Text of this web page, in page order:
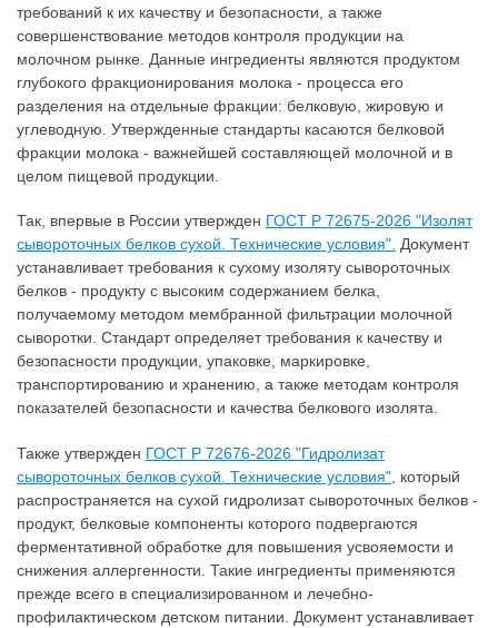
требований к их качеству и безопасности, а также
совершенствование методов контроля продукции на
молочном рынке. Данные ингредиенты являются продуктом
глубокого фракционирования молока - процесса его
разделения на отдельные фракции: белковую, жировую и
углеводную. Утвержденные стандарты касаются белковой
фракции молока - важнейшей составляющей молочной и в
целом пищевой продукции.
Так, впервые в России утвержден ГОСТ Р 72675-2026 "Изолят
сывороточных белков сухой. Технические условия". Документ
устанавливает требования к сухому изоляту сывороточных
белков - продукту с высоким содержанием белка,
получаемому методом мембранной фильтрации молочной
сыворотки. Стандарт определяет требования к качеству и
безопасности продукции, упаковке, маркировке,
транспортированию и хранению, а также методам контроля
показателей безопасности и качества белкового изолята.
Также утвержден ГОСТ Р 72676-2026 "Гидролизат
сывороточных белков сухой. Технические условия" , который
распространяется на сухой гидролизат сывороточных белков -
продукт, белковые компоненты которого подвергаются
ферментативной обработке для повышения усвояемости и
снижения аллергенности. Такие ингредиенты применяются
прежде всего в специализированном и лечебно-
профилактическом детском питании. Документ устанавливает